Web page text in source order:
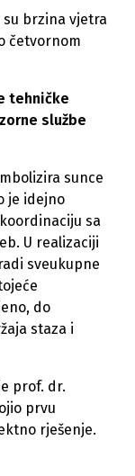
su brzina vjetra
četvornom
tehničke
službe
sunce
je idejno
sa
U realizaciji
sveukupne
do
staza i
prof. dr.
prvu
rješenje.